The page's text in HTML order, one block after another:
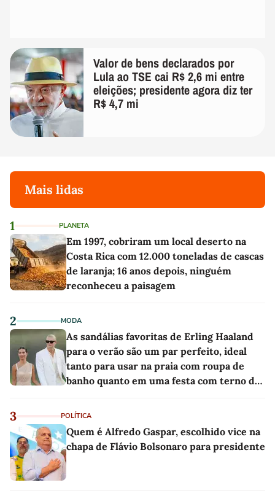
Valor de bens declarados por
Lula ao TSE cai R$ 2,6 mi entre
eleições; presidente agora diz ter
R$ 4,7 mi
Mais lidas
1 PLANETA
Em 1997, cobriram um local deserto na
Costa Rica com 12.000 toneladas de cascas
de laranja; 16 anos depois, ninguém
reconheceu a paisagem
2 MODA
As sandálias favoritas de Erling Haaland
para o verão são um par perfeito, ideal
tanto para usar na praia com roupa de
banho quanto em uma festa com terno de
3 POLÍTICA
Quem é Alfredo Gaspar, escolhido vice na
chapa de Flávio Bolsonaro para presidente